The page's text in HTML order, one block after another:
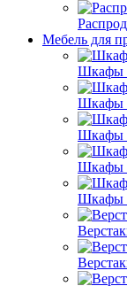
Мебель для
Шкафы
Шкафы
Шкафы
Шкафы
Шкафы